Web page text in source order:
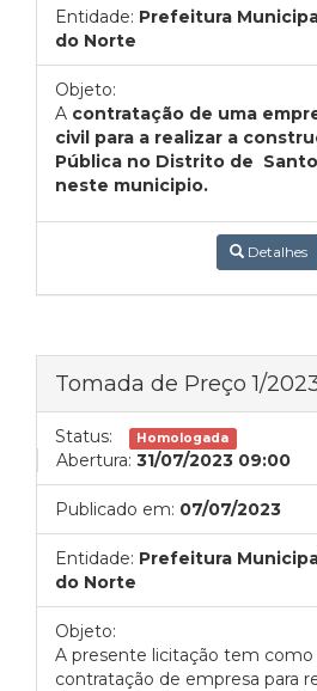
Entidade: Prefeitura
do Norte
Objeto:
A contratação de uma
civil para a realizar a
Pública no Distrito de
neste municipio.
Detalhes
Tomada de Preço 1/
Status: Homologada
Abertura: 31/07/2023 09:00
Publicado em: 07/07/2023
Entidade: Prefeitura
do Norte
Objeto:
A presente licitação tem como
contratação de empresa para